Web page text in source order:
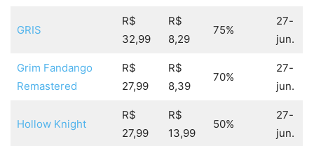
GRIS
R$
32,99
R$
8,29
75%
27-
jun.
Grim Fandango
Remastered
R$
27,99
R$
8,39
70%
27-
jun.
Hollow Knight
R$
27,99
R$
13,99
50%
27-
jun.